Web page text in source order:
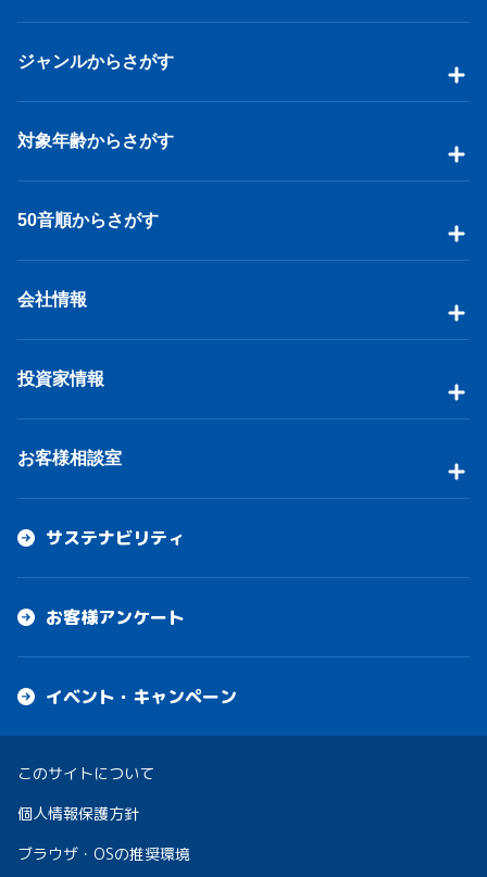
ジャンルからさがす
対象年齢からさがす
50音順からさがす
会社情報
投資家情報
お客様相談室
サステナビリティ
お客様アンケート
イベント・キャンペーン
このサイトについて
個人情報保護方針
ブラウザ・OSの推奨環境